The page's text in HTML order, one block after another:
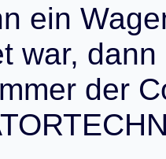
n ein Wage
t war, dann
mmer der C
TORTECH